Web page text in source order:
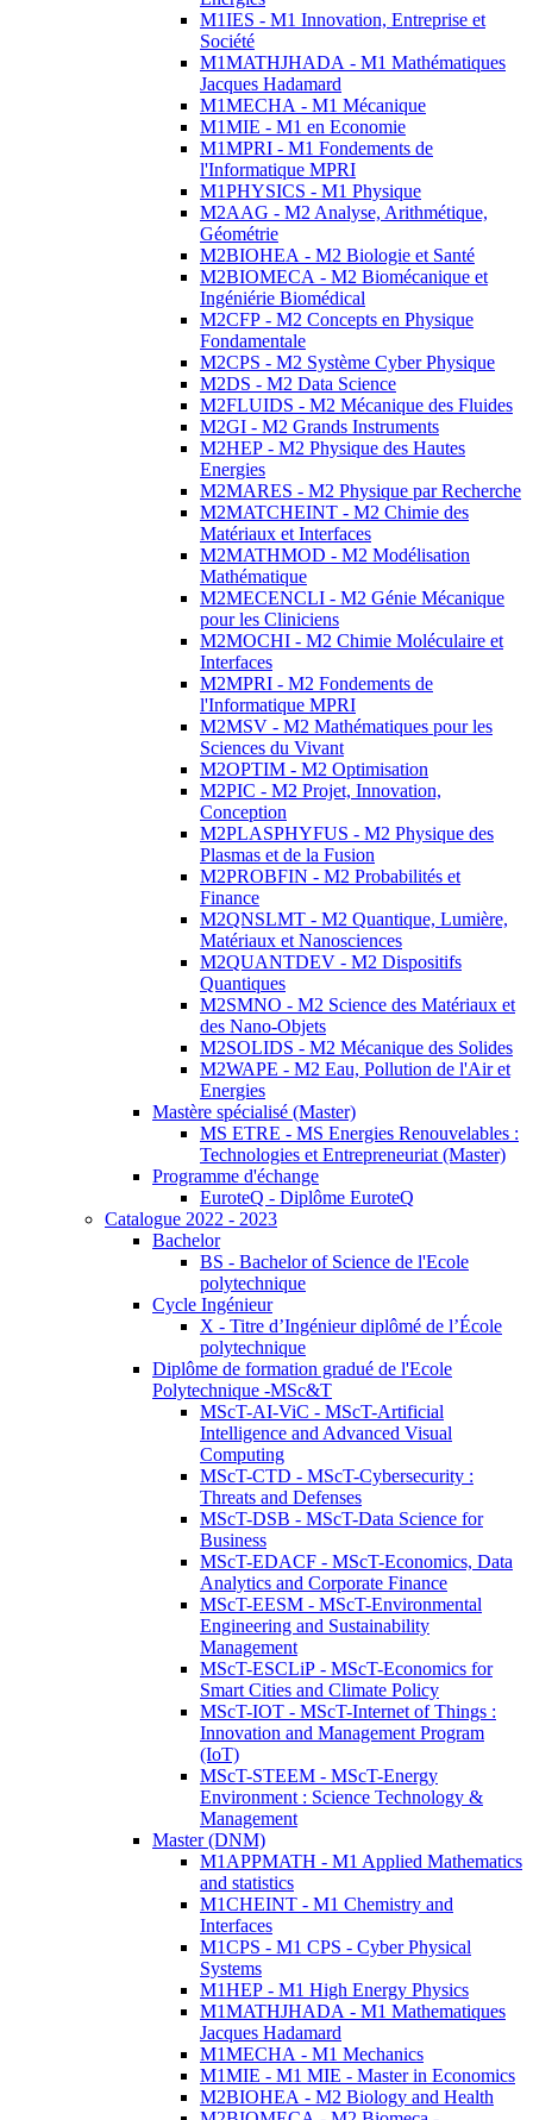
M1IES - M1 Innovation, Entreprise et
Société
M1MATHJHADA - M1 Mathématiques
Jacques Hadamard
M1MECHA - M1 Mécanique
M1MIE - M1 en Economie
M1MPRI - M1 Fondements de
l'Informatique MPRI
M1PHYSICS - M1 Physique
M2AAG - M2 Analyse, Arithmétique,
Géométrie
M2BIOHEA - M2 Biologie et Santé
M2BIOMECA - M2 Biomécanique et
Ingéniérie Biomédical
M2CFP - M2 Concepts en Physique
Fondamentale
M2CPS - M2 Système Cyber Physique
M2DS - M2 Data Science
M2FLUIDS - M2 Mécanique des Fluides
M2GI - M2 Grands Instruments
M2HEP - M2 Physique des Hautes
Energies
M2MARES - M2 Physique par Recherche
M2MATCHEINT - M2 Chimie des
Matériaux et Interfaces
M2MATHMOD - M2 Modélisation
Mathématique
M2MECENCLI - M2 Génie Mécanique
pour les Cliniciens
M2MOCHI - M2 Chimie Moléculaire et
Interfaces
M2MPRI - M2 Fondements de
l'Informatique MPRI
M2MSV - M2 Mathématiques pour les
Sciences du Vivant
M2OPTIM - M2 Optimisation
M2PIC - M2 Projet, Innovation,
Conception
M2PLASPHYFUS - M2 Physique des
Plasmas et de la Fusion
M2PROBFIN - M2 Probabilités et
Finance
M2QNSLMT - M2 Quantique, Lumière,
Matériaux et Nanosciences
M2QUANTDEV - M2 Dispositifs
Quantiques
M2SMNO - M2 Science des Matériaux et
des Nano-Objets
M2SOLIDS - M2 Mécanique des Solides
M2WAPE - M2 Eau, Pollution de l'Air et
Energies
Mastère spécialisé (Master)
MS ETRE - MS Energies Renouvelables :
Technologies et Entrepreneuriat (Master)
Programme d'échange
EuroteQ - Diplôme EuroteQ
Catalogue 2022 - 2023
Bachelor
BS - Bachelor of Science de l'Ecole
polytechnique
Cycle Ingénieur
X - Titre d’Ingénieur diplômé de l’École
polytechnique
Diplôme de formation gradué de l'Ecole
Polytechnique -MSc&T
MScT-AI-ViC - MScT-Artificial
Intelligence and Advanced Visual
Computing
MScT-CTD - MScT-Cybersecurity :
Threats and Defenses
MScT-DSB - MScT-Data Science for
Business
MScT-EDACF - MScT-Economics, Data
Analytics and Corporate Finance
MScT-EESM - MScT-Environmental
Engineering and Sustainability
Management
MScT-ESCLiP - MScT-Economics for
Smart Cities and Climate Policy
MScT-IOT - MScT-Internet of Things :
Innovation and Management Program
(IoT)
MScT-STEEM - MScT-Energy
Environment : Science Technology &
Management
Master (DNM)
M1APPMATH - M1 Applied Mathematics
and statistics
M1CHEINT - M1 Chemistry and
Interfaces
M1CPS - M1 CPS - Cyber Physical
Systems
M1HEP - M1 High Energy Physics
M1MATHJHADA - M1 Mathematiques
Jacques Hadamard
M1MECHA - M1 Mechanics
M1MIE - M1 MIE - Master in Economics
M2BIOHEA - M2 Biology and Health